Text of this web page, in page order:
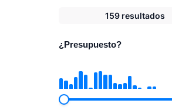
159 resultados
¿Presupuesto?